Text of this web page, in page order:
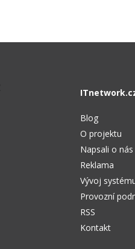
Blog
O projektu
Napsali o nás
Reklama
Vývoj
Provozní
RSS
Kontakt